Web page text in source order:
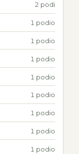
2 podi
1 podio
1 podio
1 podio
1 podio
1 podio
1 podio
1 podio
1 podio